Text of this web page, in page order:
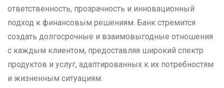
ответственность, прозрачность и инновационный
подход к финансовым решениям. Банк стремится
создать долгосрочные и взаимовыгодные отношения
с каждым клиентом, предоставляя широкий спектр
продуктов и услуг, адаптированных к их потребностям
и жизненным ситуациям.